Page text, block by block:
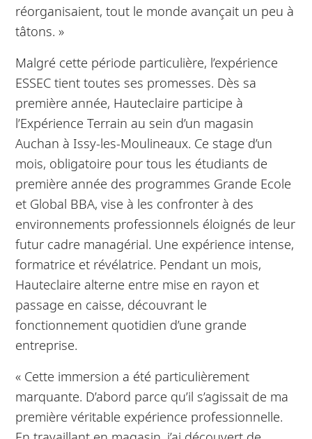
réorganisaient, tout le monde avançait un peu à
tâtons. »
Malgré cette période particulière, l’expérience
ESSEC tient toutes ses promesses. Dès sa
première année, Hauteclaire participe à
l’Expérience Terrain au sein d’un magasin
Auchan à Issy-les-Moulineaux. Ce stage d’un
mois, obligatoire pour tous les étudiants de
première année des programmes Grande Ecole
et Global BBA, vise à les confronter à des
environnements professionnels éloignés de leur
futur cadre managérial. Une expérience intense,
formatrice et révélatrice. Pendant un mois,
Hauteclaire alterne entre mise en rayon et
passage en caisse, découvrant le
fonctionnement quotidien d’une grande
entreprise.
« Cette immersion a été particulièrement
marquante. D’abord parce qu’il s’agissait de ma
première véritable expérience professionnelle.